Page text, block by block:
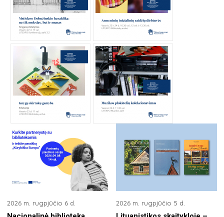
2026 m. rugpjūčio 6 d. 2026 m. rugpjūčio 5 d.